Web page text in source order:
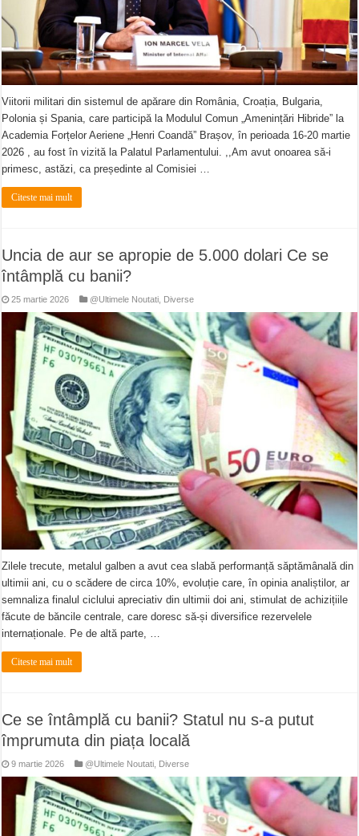
Viitorii militari din sistemul de apărare din România, Croația, Bulgaria,
Polonia și Spania, care participă la Modulul Comun „Amenințări Hibride” la
Academia Forțelor Aeriene „Henri Coandă” Brașov, în perioada 16-20 martie
2026 , au fost în vizită la Palatul Parlamentului. ,,Am avut onoarea să-i
primesc, astăzi, ca președinte al Comisiei …
Citeste mai mult
Uncia de aur se apropie de 5.000 dolari Ce se
întâmplă cu banii?
25 martie 2026 @Ultimele Noutati Diverse
Zilele trecute, metalul galben a avut cea slabă performanță săptămânală din
ultimii ani, cu o scădere de circa 10%, evoluție care, în opinia analiștilor, ar
semnaliza finalul ciclului apreciativ din ultimii doi ani, stimulat de achizițiile
făcute de băncile centrale, care doresc să-și diversifice rezervelele
internaționale. Pe de altă parte, …
Citeste mai mult
Ce se întâmplă cu banii? Statul nu s-a putut
împrumuta din piața locală
9 martie 2026 @Ultimele Noutati Diverse